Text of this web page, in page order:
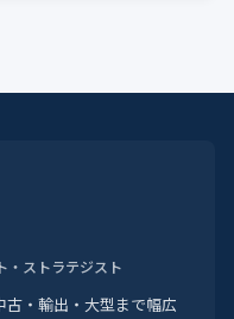
・ストラテジスト
・輸出・大型まで幅広